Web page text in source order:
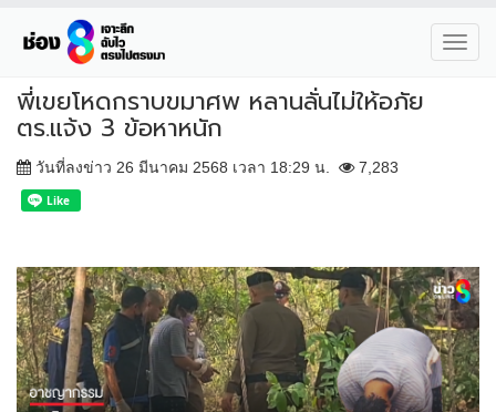
พี่เขยโหดกราบขมาศพ หลานลั่นไม่ให้อภัย
ตร.แจ้ง 3 ข้อหาหนัก
วันที่ลงข่าว 26 มีนาคม 2568 เวลา 18:29 น. 7,283